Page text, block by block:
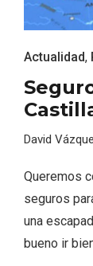
Actualidad,
David
Queremos
seguros
una
bueno ir
El
de